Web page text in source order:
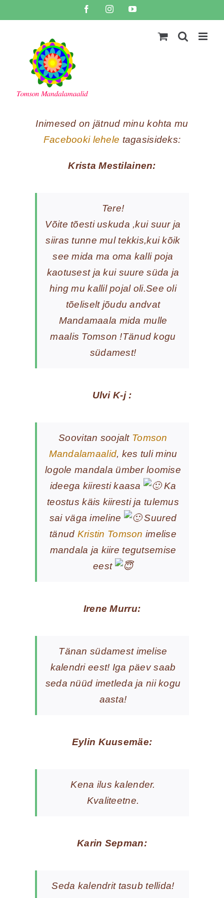
to
FacebookInstagramYouTube
Inimesed on jätnud minu kohta mu
Facebooki lehele tagasisideks:
Krista Mestilainen:
Tere!
Võite tõesti uskuda ,kui suur ja
siiras tunne mul tekkis,kui kõik
see mida ma oma kalli poja
kaotusest ja kui suure süda ja
hing mu kallil pojal oli.See oli
tõeliselt jõudu andvat
Mandamaala mida mulle
maalis Tomson !Tänud kogu
südamest!
Ulvi K-j :
Soovitan soojalt Tomson
Mandalamaalid, kes tuli minu
logole mandala ümber loomise
ideega kiiresti kaasa
Ka
teostus käis kiiresti ja tulemus
sai väga imeline
Suured
tänud Kristin Tomson imelise
mandala ja kiire tegutsemise
eest
Irene Murru:
Tänan südamest imelise
kalendri eest! Iga päev saab
seda nüüd imetleda ja nii kogu
aasta!
Eylin Kuusemäe:
Kena ilus kalender.
Kvaliteetne.
Karin Sepman:
Seda kalendrit tasub tellida!